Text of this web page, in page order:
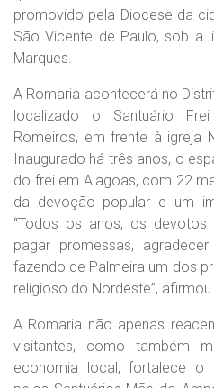
promovido pela Diocese da
São Vicente de Paulo, sob a
Marques.
A Romaria acontecerá no
localizado o Santuário
Romeiros, em frente à igreja
Inaugurado há três anos, o
do frei em Alagoas, com 22
da devoção popular e um
“Todos os anos, os
pagar promessas,
fazendo de Palmeira um dos
religioso do Nordeste”,
A Romaria não apenas
visitantes, como também
economia local, fortalece o